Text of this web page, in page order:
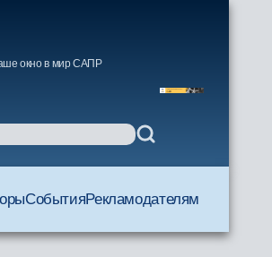
окно в мир САПР
СобытияРекламодателям